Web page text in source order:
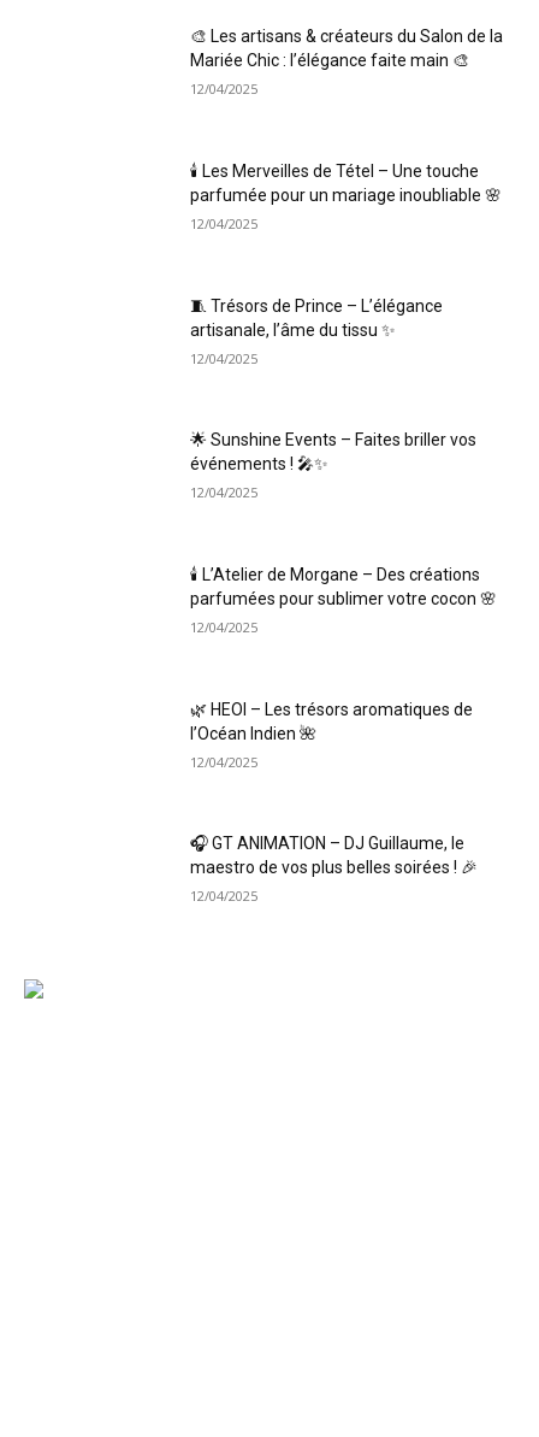
🎨 Les artisans & créateurs du Salon de la
Mariée Chic : l’élégance faite main 🎨
12/04/2025
🕯️ Les Merveilles de Tétel – Une touche
parfumée pour un mariage inoubliable 🌸
12/04/2025
🧵 Trésors de Prince – L’élégance
artisanale, l’âme du tissu ✨
12/04/2025
🌟 Sunshine Events – Faites briller vos
événements ! 🎤✨
12/04/2025
🕯️ L’Atelier de Morgane – Des créations
parfumées pour sublimer votre cocon 🌸
12/04/2025
🌿 HEOI – Les trésors aromatiques de
l’Océan Indien 🌺
12/04/2025
🎧 GT ANIMATION – DJ Guillaume, le
maestro de vos plus belles soirées ! 🎉
12/04/2025